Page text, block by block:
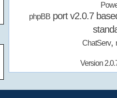
phpBBport v2.0.7
ChatServ,
Version